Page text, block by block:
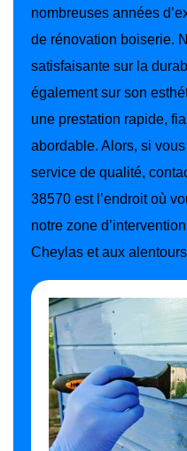
nombreuses années
de rénovation boiserie.
satisfaisante sur la
également sur son
une prestation rapide,
abordable. Alors, si
service de qualité,
38570 est l’endroit où
notre zone
Cheylas et aux